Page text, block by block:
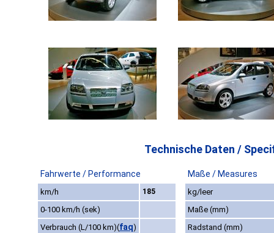
Technische Daten /
Fahrwerte / Performance Maße / Measures
km/h 185
kg/leer
0-100 km/h (sek)
Maße (mm)
Verbrauch (L/100 km)(faq) Radstand (mm)